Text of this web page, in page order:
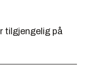
tilgjengelig på